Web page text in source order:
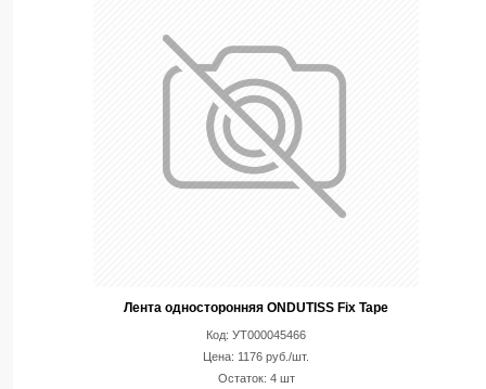
Лента односторонняя ONDUTISS Fix Tape
Код: УТ000045466
Цена: 1176 руб./шт.
Остаток: 4 шт